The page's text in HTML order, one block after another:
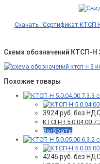
Скачать “Сертификат КТСП-
Схема обозначений КТСП-Н
Похожие товары
3924руб. без
КТСП-Н
Выбрать
4246 руб. без